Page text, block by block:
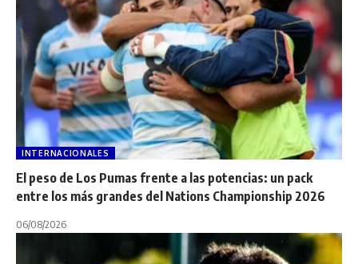
INTERNACIONALES
El peso de Los Pumas frente a las potencias: un pack
entre los más grandes del Nations Championship 2026
06/08/2026